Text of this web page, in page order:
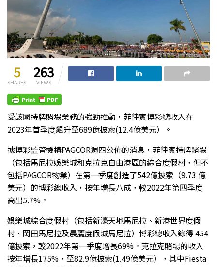
5
SHARES
263
VIEWS
受該國持牌賭場業務的強勁推動，菲律賓博彩總收入在
2023年首季度飆升至689億披索(12.4億美元）。
據博彩監管機構PAGCOR週四公佈的消息，菲律賓持牌賭場
（包括馬尼拉娛樂城和克拉克自由港區的綜合度假村，但不
包括PAGCOR物業）在第一季度創造了542億披索（9.73 億
美元）的博彩總收入，按年增長八成，較2022年第四季度
高出5.7%。
娛樂城綜合度假村（包括新濠天地馬尼拉、新港世界度假
村、岡田馬尼拉及晨麗度假城馬尼拉）博彩總收入錄得 454
億披索，較2022年第一季度增長69%。克拉克賭場的收入
按年增長175%，至82.9億披索(1.49億美元），其中Fiesta